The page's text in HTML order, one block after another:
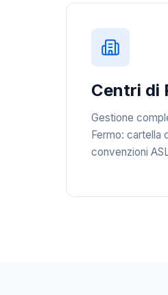
Centri di
Gestione
Fermo: cartella
convenzioni